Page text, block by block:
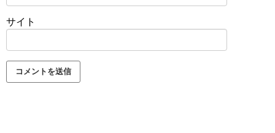
サイト